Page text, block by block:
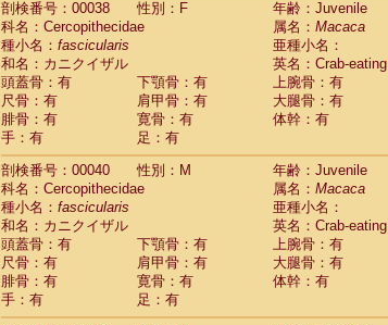
CercopithecidaeColobus guereza (0)
Cercopithecidae Colobus polykomos(0)
Cercopithecidae Piliocolobus badius(0)
Cercopithecidae Kasi senex vetulus(1)
CercopithecidaeKasi senex
CercopithecidaeNasalis larvatus(0)
CercopithecidaePresbytes melalophos
CercopithecidaePygathrix nemaeus
CercopithecidaeSemnopithecus entellus(22)
Cercopithecidae Trachypithecus cristatus(0)
Cercopithecidae Trachypithecus francoisi
Cercopithecidae Trachypithecus obscurus(5)
CercopithecidaeTrachypithecus pileatus
CercopithecidaeColobinae spp.(0)
CercopithecidaePresbytesinaespp.(0)
CercopithecidaeCercopithecidae
HylobatidaeHoolock hoolock(1)
剖検番号：00038
性別：F
年齢：Juvenile
科名：Cercopithecidae
属名： Macaca
種小名： fascicularis
亜種小名：
和名：カニクイザル
英名：Crab-
頭蓋骨：有
下顎骨：有 上腕骨：有
尺骨：有
肩甲骨：有 大腿骨：有
腓骨：有
寛骨：有
体幹：有
手：有
足：有
剖検番号：00040
性別：M
年齢：Juvenile
科名：Cercopithecidae
属名： Macaca
種小名： fascicularis
亜種小名：
和名：カニクイザル
英名：Crab-
頭蓋骨：有
下顎骨：有 上腕骨：有
尺骨：有
肩甲骨：有 大腿骨：有
腓骨：有
寛骨：有
体幹：有
手：有
足：有